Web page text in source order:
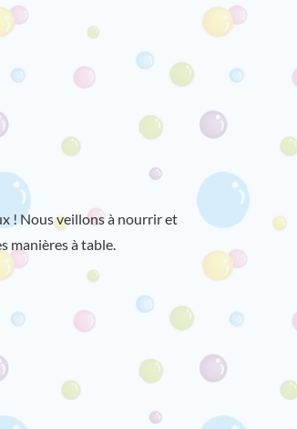
! Nous veillons à nourrir et
manières à table.